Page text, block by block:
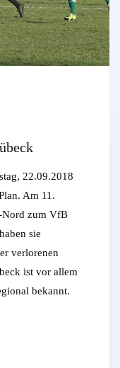
22.09.2018
Am 11.
Nord zum VfB
sie
verlorenen
ist vor allem
bekannt.